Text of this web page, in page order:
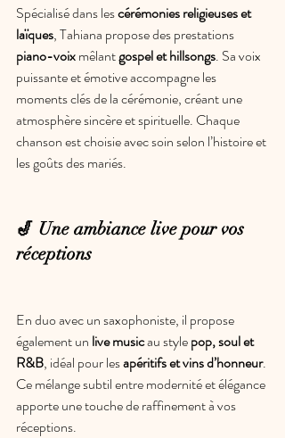
Spécialisé dans les cérémonies religieuses et
laïques, Tahiana propose des prestations
piano-voix mêlant gospel et hillsongs. Sa voix
puissante et émotive accompagne les
moments clés de la cérémonie, créant une
atmosphère sincère et spirituelle. Chaque
chanson est choisie avec soin selon l’histoire et
les goûts des mariés.
🎷 Une ambiance live pour vos
réceptions
En duo avec un saxophoniste, il propose
également un live music au style pop, soul et
R&B, idéal pour les apéritifs et vins d’honneur.
Ce mélange subtil entre modernité et élégance
apporte une touche de raffinement à vos
réceptions.